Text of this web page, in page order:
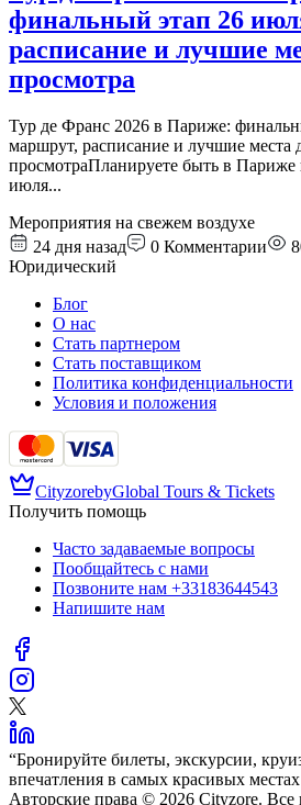
финальный этап 26
расписание и лучшие
просмотра
Тур де Франс 2026 в Париже:
маршрут, расписание и лучшие места
просмотраПланируете быть в
июля...
Мероприятия на свежем воздухе
24 дня назад
0 Комментарии
Юридический
Блог
О нас
Стать партнером
Стать поставщиком
Политика конфиденциальности
Условия и положения
CityzorebyGlobal Tours & Tickets
Получить помощь
Часто задаваемые вопросы
Пообщайтесь с нами
Позвоните нам +33183644543
Напишите нам
“Бронируйте билеты, экскурсии,
впечатления в самых красивых
Авторские права © 2026 Cityzore.